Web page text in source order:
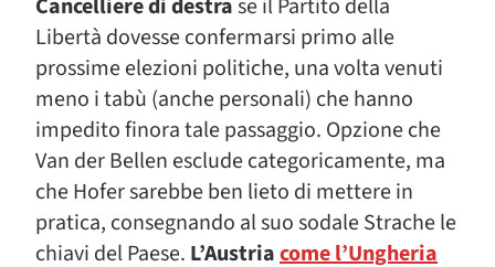
Cancelliere di destrase il Partito della
Libertà dovesse confermarsi primo alle
prossime elezioni politiche, una volta venuti
meno i tabù (anche personali) che hanno
impedito finora tale passaggio. Opzione che
Van der Bellen esclude categoricamente, ma
che Hofer sarebbe ben lieto di mettere in
pratica, consegnando al suo sodale Strache le
chiavi del Paese. L’Austriacome l’Ungheria